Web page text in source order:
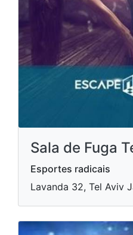
Sala de Fuga
Esportes radicais
Lavanda 32, Tel Aviv